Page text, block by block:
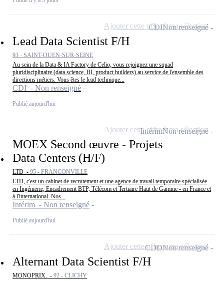
Lead Data Scientist F/H
93 - SAINT-OUEN-SUR-SEINE
Au sein de la Data & IA Factory de Celio, vous rejoignez une squad
pluridisciplinaire (data science, BI, product builders) au service de l'ensemble des
directions métiers. Vous êtes le lead technique...
CDI - Non renseigné
Publié aujourd'hui
CDINon renseigné
Ajouter cette offre à ma sélection
MOEX Second œuvre - Projets
Data Centers (H/F)
LTD - 95 - FRANCONVILLE
LTD, c'est un cabinet de recrutement et une agence de travail temporaire spécialisée
en Ingénierie, Encadrement BTP, Télécom et Tertiaire Haut de Gamme - en France et
à l'international. Nos...
Intérim - Non renseigné
Publié aujourd'hui
IntérimNon renseigné
Ajouter cette offre à ma sélection
Alternant Data Scientist F/H
MONOPRIX. - 92 - CLICHY
CDDNon renseigné
Ajouter cette offre à ma sélection